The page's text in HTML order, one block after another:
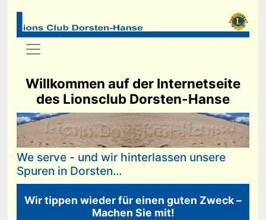
Willkommen auf der Internetseite
des Lionsclub Dorsten-Hanse
We serve - und wir hinterlassen unsere
Spuren in Dorsten...
Wir tippen wieder für einen guten Zweck –
Machen Sie mit!